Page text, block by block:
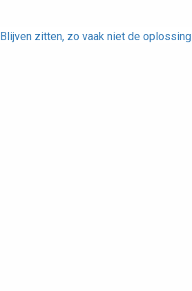
Blijven zitten, zo vaak niet de oplossing